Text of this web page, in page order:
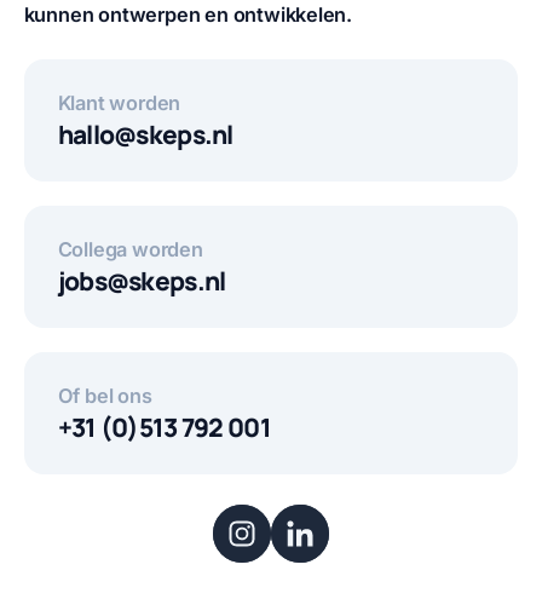
kunnen ontwerpen en ontwikkelen.
Klant worden
hallo@skeps.nl
Collega worden
jobs@skeps.nl
Of bel ons
+31 (0)513 792 001
InstagramLinkedIn